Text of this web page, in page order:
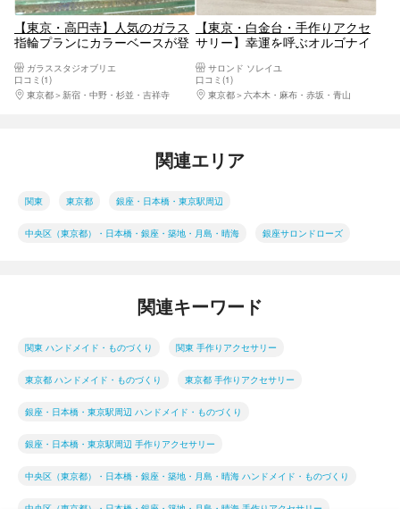
【東京・高円寺】人気のガラス
指輪プランにカラーベースが登
作り体験（1時間・当日持ち帰
り可）
ガラススタジオブリエ
口コミ(1)
東京都
新宿・中野・杉並・吉祥寺
【東京・白金台・手作りアクセ
サリー】幸運を呼ぶオルゴナイ
サロンド ソレイユ
口コミ(1)
東京都
六本木・麻布・赤坂・青山
関連エリア
関東 東京都 銀座・日本橋・東京駅周辺
中央区（東京都）・日本橋・銀座・築地・月島・晴海 銀座サロンドローズ
関連キーワード
関東 ハンドメイド・ものづくり 関東 手作りアクセサリー
東京都 ハンドメイド・ものづくり 東京都 手作りアクセサリー
銀座・日本橋・東京駅周辺 ハンドメイド・ものづくり
銀座・日本橋・東京駅周辺 手作りアクセサリー
中央区（東京都）・日本橋・銀座・築地・月島・晴海 ハンドメイド・ものづくり